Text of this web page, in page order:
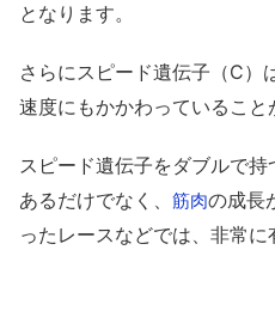
となります。
さらにスピード遺伝子（C）
速度にもかかわっていること
スピード遺伝子をダブルで
あるだけでなく、 筋肉の成長
ったレースなどでは、非常に